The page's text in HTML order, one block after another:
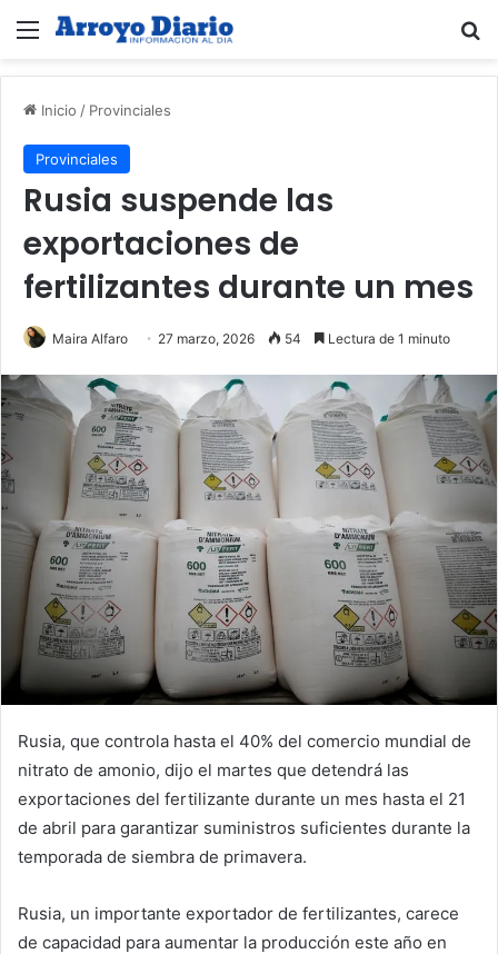
Menú
Inicio / Provinciales
Provinciales
Rusia suspende las
exportaciones de
fertilizantes durante un mes
Maira Alfaro 27 marzo, 2026 54 Lectura de 1 minuto
Rusia, que controla hasta el 40% del comercio mundial de
nitrato de amonio, dijo el martes que detendrá las
exportaciones del fertilizante durante un mes hasta el 21
de abril para garantizar suministros suficientes durante la
temporada de siembra de primavera.
Rusia, un importante exportador de fertilizantes, carece
de capacidad para aumentar la producción este año en